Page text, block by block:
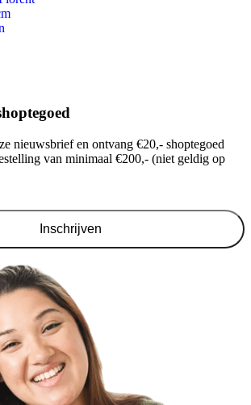
nieuwsbrief en ontvang €20,- shoptegoed
van minimaal €200,- (niet geldig op
Inschrijven